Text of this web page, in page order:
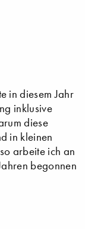
in diesem Jahr
inklusive
diese
in kleinen
arbeite ich an
begonnen